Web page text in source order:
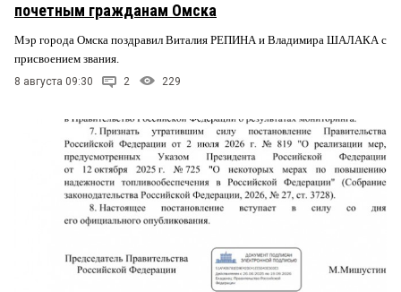
почетным гражданам Омска
Мэр города Омска поздравил Виталия РЕПИНА и Владимира ШАЛАКА с
присвоением звания.
8 августа 09:30 2 229